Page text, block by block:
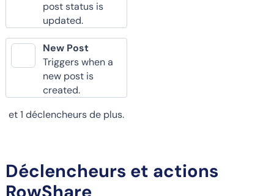
post status is
updated.
New Post
Triggers when a
new post is
created.
et 1 déclencheurs de plus.
Déclencheurs et actions